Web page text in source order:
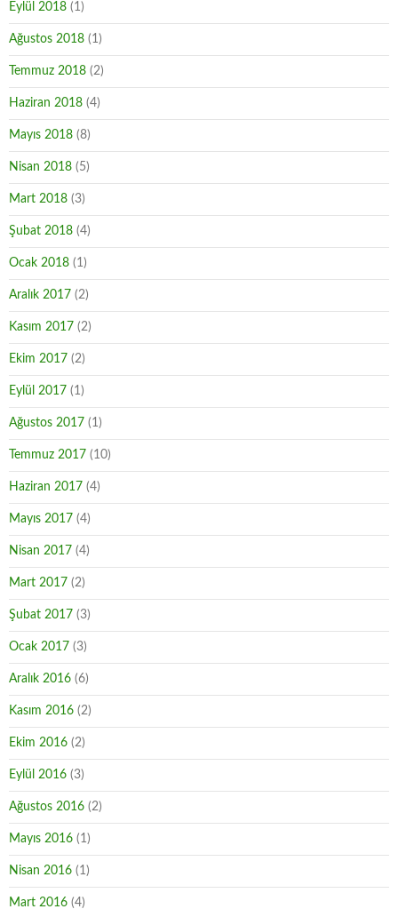
Eylül 2018 (1)
Ağustos 2018 (1)
Temmuz 2018 (2)
Haziran 2018 (4)
Mayıs 2018 (8)
Nisan 2018 (5)
Mart 2018 (3)
Şubat 2018 (4)
Ocak 2018 (1)
Aralık 2017 (2)
Kasım 2017 (2)
Ekim 2017 (2)
Eylül 2017 (1)
Ağustos 2017 (1)
Temmuz 2017 (10)
Haziran 2017 (4)
Mayıs 2017 (4)
Nisan 2017 (4)
Mart 2017 (2)
Şubat 2017 (3)
Ocak 2017 (3)
Aralık 2016 (6)
Kasım 2016 (2)
Ekim 2016 (2)
Eylül 2016 (3)
Ağustos 2016 (2)
Mayıs 2016 (1)
Nisan 2016 (1)
Mart 2016 (4)